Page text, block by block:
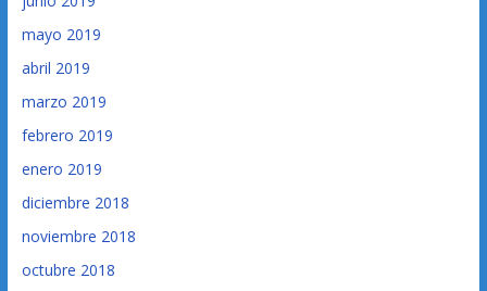
mayo 2019
abril 2019
marzo 2019
febrero 2019
enero 2019
diciembre 2018
noviembre 2018
octubre 2018